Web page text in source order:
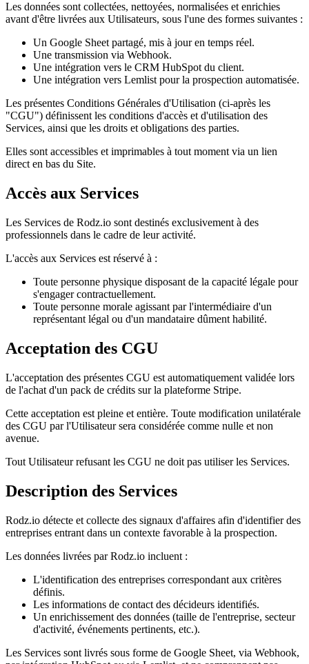
Les données sont collectées, nettoyées, normalisées et enrichies
avant d'être livrées aux Utilisateurs, sous l'une des formes suivantes :
Un Google Sheet partagé, mis à jour en temps réel.
Une transmission via Webhook.
Une intégration vers le CRM HubSpot du client.
Une intégration vers Lemlist pour la prospection automatisée.
Les présentes Conditions Générales d'Utilisation (ci-après les
"CGU") définissent les conditions d'accès et d'utilisation des
Services, ainsi que les droits et obligations des parties.
Elles sont accessibles et imprimables à tout moment via un lien
direct en bas du Site.
Accès aux Services
Les Services de Rodz.io sont destinés exclusivement à des
professionnels dans le cadre de leur activité.
L'accès aux Services est réservé à :
Toute personne physique disposant de la capacité légale pour
s'engager contractuellement.
Toute personne morale agissant par l'intermédiaire d'un
représentant légal ou d'un mandataire dûment habilité.
Acceptation des CGU
L'acceptation des présentes CGU est automatiquement validée lors
de l'achat d'un pack de crédits sur la plateforme Stripe.
Cette acceptation est pleine et entière. Toute modification unilatérale
des CGU par l'Utilisateur sera considérée comme nulle et non
avenue.
Tout Utilisateur refusant les CGU ne doit pas utiliser les Services.
Description des Services
Rodz.io détecte et collecte des signaux d'affaires afin d'identifier des
entreprises entrant dans un contexte favorable à la prospection.
Les données livrées par Rodz.io incluent :
L'identification des entreprises correspondant aux critères
définis.
Les informations de contact des décideurs identifiés.
Un enrichissement des données (taille de l'entreprise, secteur
d'activité, événements pertinents, etc.).
Les Services sont livrés sous forme de Google Sheet, via Webhook,